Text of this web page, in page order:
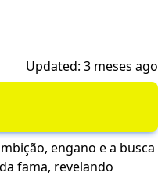
Updated: 3 meses ago
engano e a busca
fama, revelando